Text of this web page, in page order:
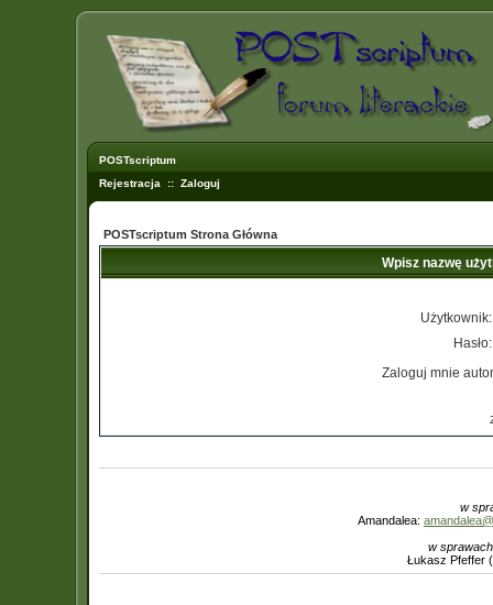
POSTscriptum
Rejestracja :: Zaloguj
POSTscriptum Strona Główna
Wpisz nazwę
Użytkownik:
Hasło:
Zaloguj mnie
w
Amandalea:
w
Łukasz Pfeffer